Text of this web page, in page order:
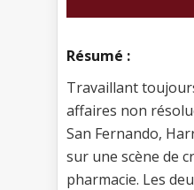
Résumé :
Travaillant
affaires non
San Fernando,
sur une scène de
pharmacie. Les